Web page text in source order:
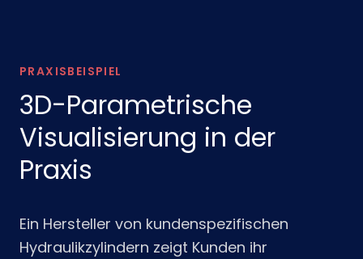
PRAXISBEISPIEL
3D-Parametrische
Visualisierung in der
Praxis
Ein Hersteller von kundenspezifischen
Hydraulikzylindern zeigt Kunden ihr